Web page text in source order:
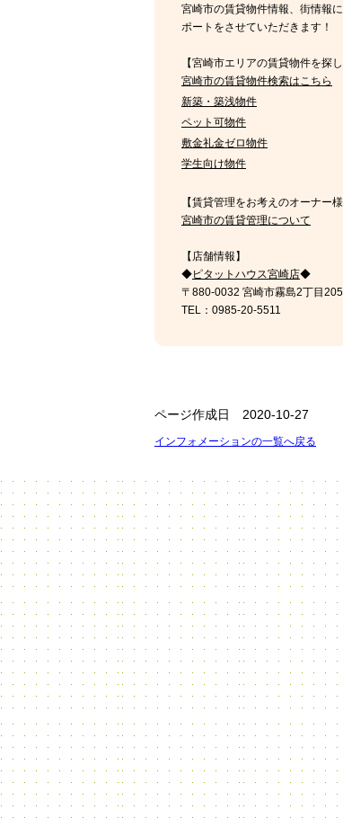
宮崎市の賃貸物件情報、街情報
ポートをさせていただきます！
【宮崎市エリアの賃貸物件を探し
宮崎市の賃貸物件検索はこちら
新築・築浅物件
ペット可物件
敷金礼金ゼロ物件
学生向け物件
【賃貸管理をお考えのオーナー様
宮崎市の賃貸管理について
【店舗情報】
◆ピタットハウス宮崎店◆
〒880-0032 宮崎市霧島2丁目
TEL：0985-20-5511
ページ作成日 2020-10-27
インフォメーションの一覧へ戻る